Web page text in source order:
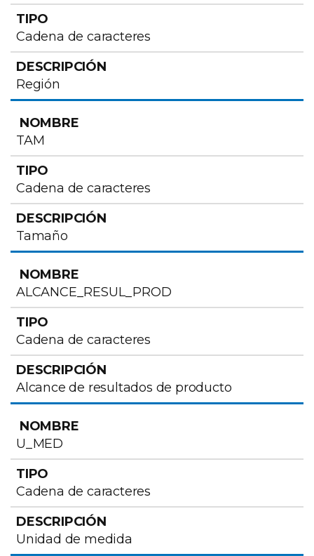
Cadena de caracteres
Región
TAM
Cadena de caracteres
Tamaño
ALCANCE_RESUL_PROD
Cadena de caracteres
Alcance de resultados de producto
U_MED
Cadena de caracteres
Unidad de medida